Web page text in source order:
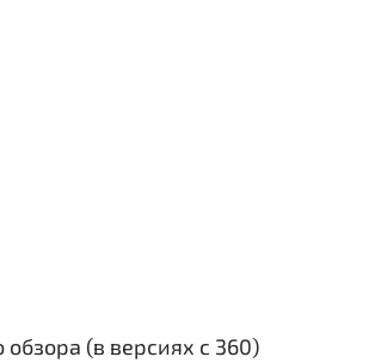
(в версиях с 360)